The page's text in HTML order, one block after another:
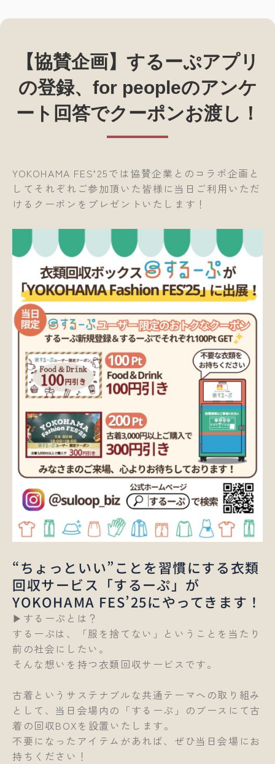
【協賛企画】するーぷアプリ
の登録、for peopleのアンケ
ート回答でクーポンお渡し！
YOKOHAMA FES’25では協賛企業とのコラボ企画と
してそれぞれご参加頂いた皆様に当日ご利用いただ
けるクーポンをプレゼントいたします！
“ちょっといい”ことを習慣にする衣類
回収サービス「するーぷ」が
YOKOHAMA FES’25にやってきます！
▶するーぷとは？
するーぷは、「服を捨てない」ということを当たり
前の社会にしたい。
そんな想いを持つ衣類回収サービスです。
古着というサステナブルな共通テーマへの取り組み
として、当日会場内の「するーぷ」のブースにて古
着の回収BOXを設置いたします。
不要になったアイテムがあれば、ぜひ当日会場にお
持ちください！